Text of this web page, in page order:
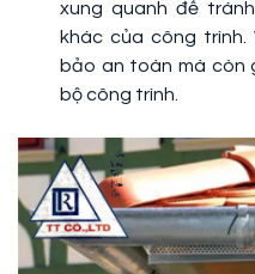
xung quanh để
khác của công trình.
bảo an toàn mà còn
bộ công trình.